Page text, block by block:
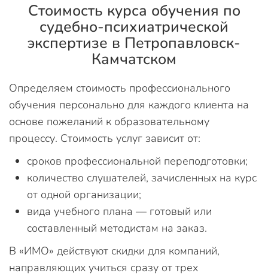
Стоимость курса обучения по
судебно-психиатрической
экспертизе в Петропавловск-
Камчатском
Определяем стоимость профессионального
обучения персонально для каждого клиента на
основе пожеланий к образовательному
процессу. Стоимость услуг зависит от:
сроков профессиональной переподготовки;
количество слушателей, зачисленных на курс
от одной организации;
вида учебного плана — готовый или
составленный методистам на заказ.
В «ИМО» действуют скидки для компаний,
направляющих учиться сразу от трех